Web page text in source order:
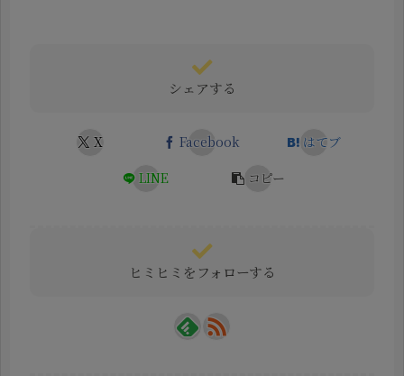
シェアする
X Facebook
はてブ
LINE
コピー
ヒミヒミをフォローする